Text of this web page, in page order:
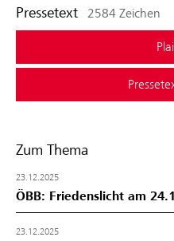
Pressetext 2584 Zeichen
Zum Thema
23.12.2025
ÖBB: Friedenslicht am
23.12.2025